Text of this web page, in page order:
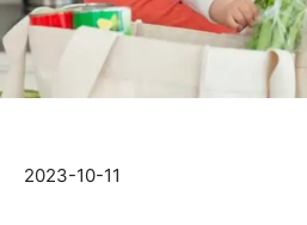
2023-10-11